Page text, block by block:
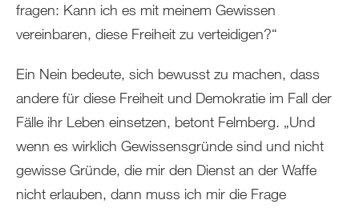
fragen: Kann ich es mit meinem Gewissen
vereinbaren, diese Freiheit zu verteidigen?“
Ein Nein bedeute, sich bewusst zu machen, dass
andere für diese Freiheit und Demokratie im Fall der
Fälle ihr Leben einsetzen, betont Felmberg. „Und
wenn es wirklich Gewissensgründe sind und nicht
gewisse Gründe, die mir den Dienst an der Waffe
nicht erlauben, dann muss ich mir die Frage